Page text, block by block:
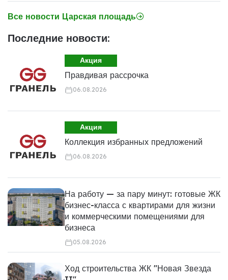
Все новости Царская площадь
Последние новости:
Акция
Правдивая рассрочка
06.08.2026
Акция
Коллекция избранных предложений
06.08.2026
На работу — за пару минут: готовые ЖК
бизнес-класса с квартирами для жизни
и коммерческими помещениями для
бизнеса
05.08.2026
Ход строительства ЖК "Новая Звезда